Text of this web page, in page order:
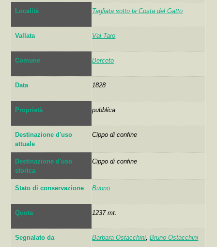
Località Tagliata sotto la Costa del Gatto
Vallata Val Taro
Comune Berceto
Data 1828
Proprietà pubblica
Destinazione d'uso
attuale
Cippo di confine
Destinazione d'uso
storica
Cippo di confine
Stato di conservazione Buono
Quota 1237 mt.
Segnalato da Barbara Ostacchini ,Bruno Ostacchini